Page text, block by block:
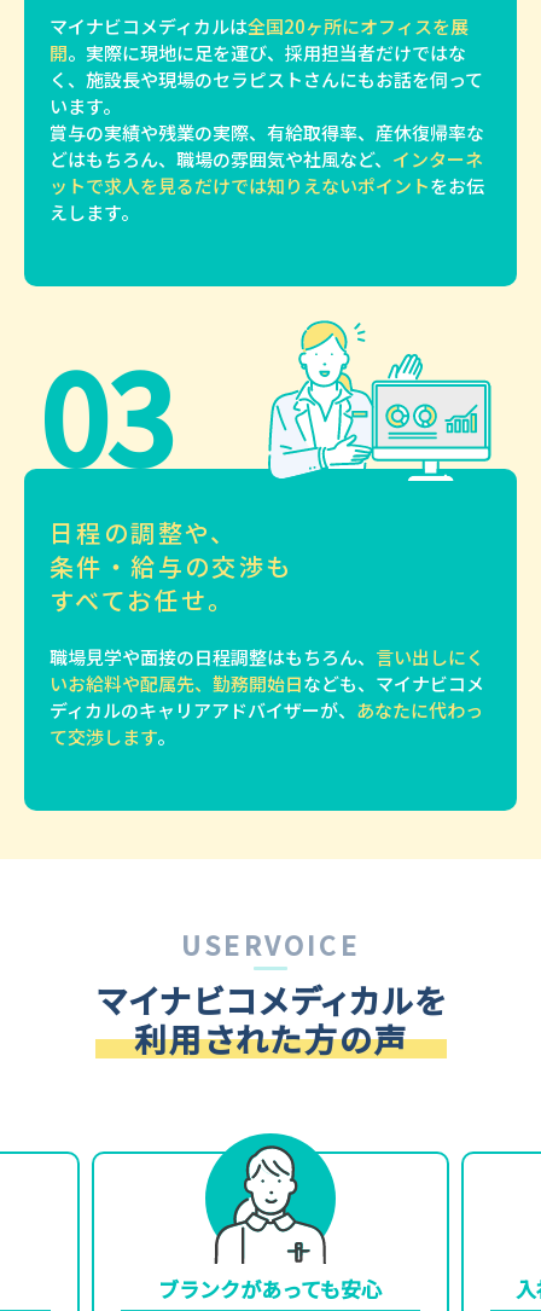
マイナビコメディカルは全国20ヶ所にオフィスを展
開。実際に現地に足を運び、採用担当者だけではな
く、施設長や現場のセラピストさんにもお話を伺って
います。
賞与の実績や残業の実際、有給取得率、産休復帰率な
どはもちろん、職場の雰囲気や社風など、 インターネ
ットで求人を見るだけでは知りえないポイントをお伝
えします。
03
日程の調整や、
条件・給与の交渉も
すべてお任せ。
職場見学や面接の日程調整はもちろん、 言い出しにく
いお給料や配属先、勤務開始日なども、マイナビコメ
ディカルのキャリアアドバイザーが、 あなたに代わっ
て交渉します。
USERVOICE
マイナビコメディカルを
利用された方の声
ブランクがあっても安心